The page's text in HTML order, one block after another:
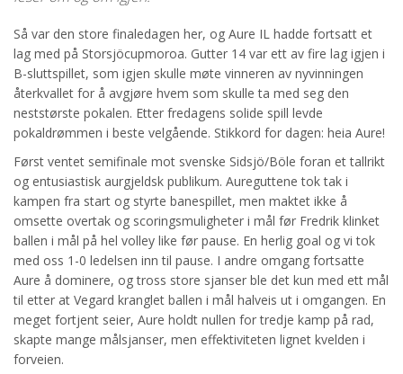
Så var den store finaledagen her, og Aure IL hadde fortsatt et
lag med på Storsjöcupmoroa. Gutter 14 var ett av fire lag igjen i
B-sluttspillet, som igjen skulle møte vinneren av nyvinningen
återkvallet for å avgjøre hvem som skulle ta med seg den
neststørste pokalen. Etter fredagens solide spill levde
pokaldrømmen i beste velgående. Stikkord for dagen: heia Aure!
Først ventet semifinale mot svenske Sidsjö/Böle foran et tallrikt
og entusiastisk aurgjeldsk publikum. Aureguttene tok tak i
kampen fra start og styrte banespillet, men maktet ikke å
omsette overtak og scoringsmuligheter i mål før Fredrik klinket
ballen i mål på hel volley like før pause. En herlig goal og vi tok
med oss 1-0 ledelsen inn til pause. I andre omgang fortsatte
Aure å dominere, og tross store sjanser ble det kun med ett mål
til etter at Vegard kranglet ballen i mål halveis ut i omgangen. En
meget fortjent seier, Aure holdt nullen for tredje kamp på rad,
skapte mange målsjanser, men effektiviteten lignet kvelden i
forveien.